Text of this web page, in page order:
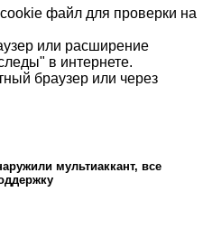
файл для проверки на
или расширение
в интернете.
браузер или через
мультиаккант, все